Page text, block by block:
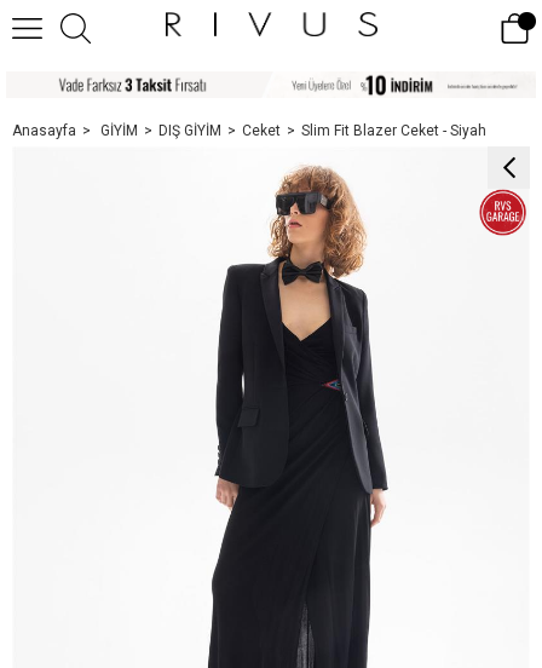
Anasayfa GİYİM DIŞ GİYİM Ceket Slim Fit Blazer Ceket - Siyah